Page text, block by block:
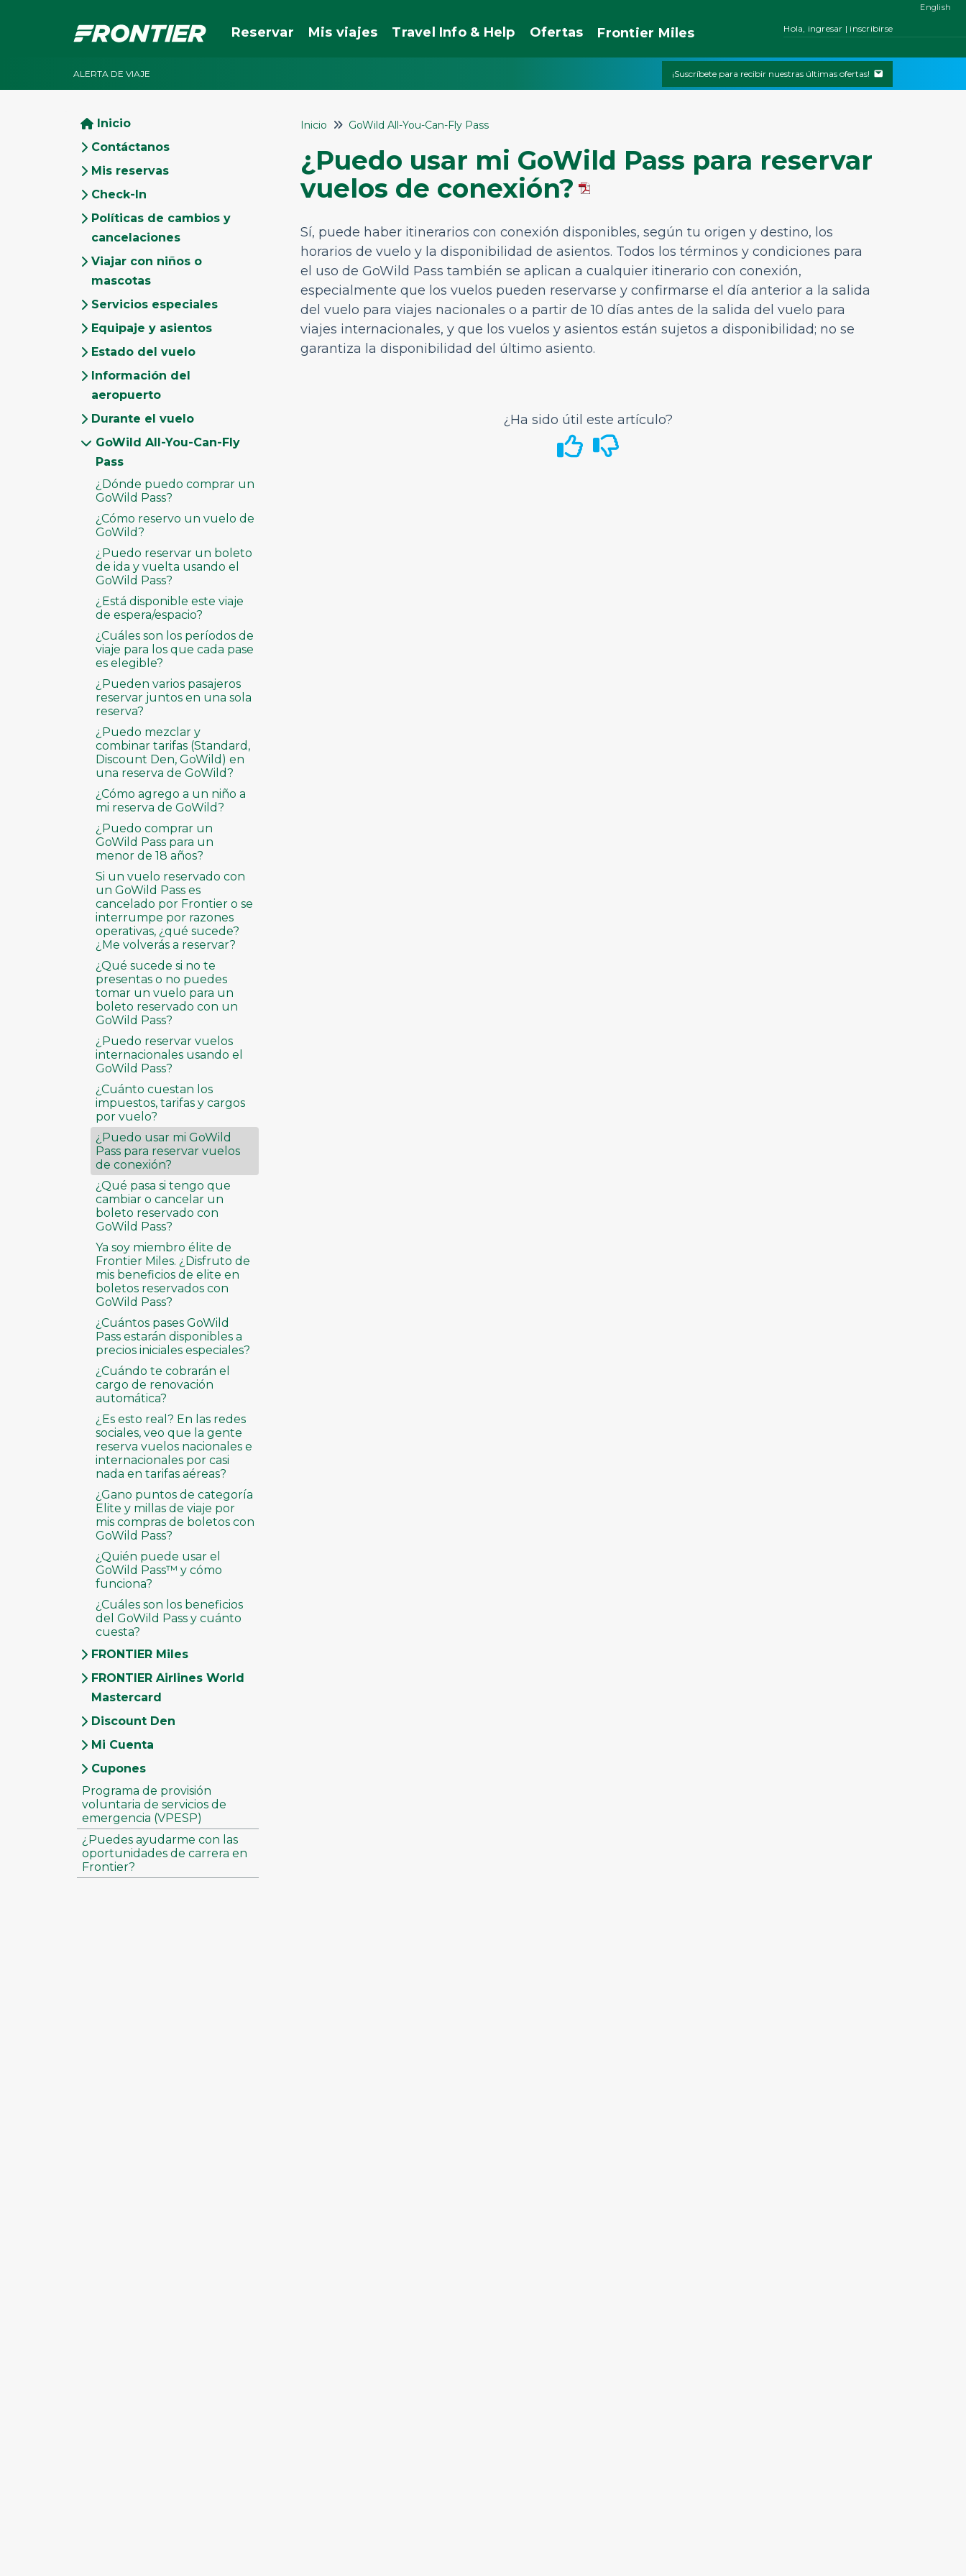
Reservar Mis viajes Travel Info & Help Ofertas Frontier Miles Hola, ingresar | inscribirse
ALERTA DE VIAJE ¡Suscríbete para recibir nuestras últimas ofertas!
Inicio
Contáctanos
Mis reservas
Check-In
Políticas de cambios y
cancelaciones
Viajar con niños o
mascotas
Servicios especiales
Equipaje y asientos
Estado del vuelo
Información del
aeropuerto
Durante el vuelo
GoWild All-You-Can-Fly
Pass
¿Dónde puedo comprar un
GoWild Pass?
¿Cómo reservo un vuelo de
GoWild?
¿Puedo reservar un boleto
de ida y vuelta usando el
GoWild Pass?
¿Está disponible este viaje
de espera/espacio?
¿Cuáles son los períodos de
viaje para los que cada pase
es elegible?
¿Pueden varios pasajeros
reservar juntos en una sola
reserva?
¿Puedo mezclar y
combinar tarifas (Standard,
Discount Den, GoWild) en
una reserva de GoWild?
¿Cómo agrego a un niño a
mi reserva de GoWild?
¿Puedo comprar un
GoWild Pass para un
menor de 18 años?
Si un vuelo reservado con
un GoWild Pass es
cancelado por Frontier o se
interrumpe por razones
operativas, ¿qué sucede?
¿Me volverás a reservar?
¿Qué sucede si no te
presentas o no puedes
tomar un vuelo para un
boleto reservado con un
GoWild Pass?
¿Puedo reservar vuelos
internacionales usando el
GoWild Pass?
¿Cuánto cuestan los
impuestos, tarifas y cargos
por vuelo?
¿Puedo usar mi GoWild
Pass para reservar vuelos
de conexión?
¿Qué pasa si tengo que
cambiar o cancelar un
boleto reservado con
GoWild Pass?
Ya soy miembro élite de
Frontier Miles. ¿Disfruto de
mis beneficios de elite en
boletos reservados con
GoWild Pass?
¿Cuántos pases GoWild
Pass estarán disponibles a
precios iniciales especiales?
¿Cuándo te cobrarán el
cargo de renovación
automática?
¿Es esto real? En las redes
sociales, veo que la gente
reserva vuelos nacionales e
internacionales por casi
nada en tarifas aéreas?
¿Gano puntos de categoría
Elite y millas de viaje por
mis compras de boletos con
GoWild Pass?
¿Quién puede usar el
GoWild Pass™ y cómo
funciona?
¿Cuáles son los beneficios
del GoWild Pass y cuánto
cuesta?
FRONTIER Miles
FRONTIER Airlines World
Mastercard
Discount Den
Mi Cuenta
Cupones
Programa de provisión
voluntaria de servicios de
emergencia (VPESP)
¿Puedes ayudarme con las
oportunidades de carrera en
Frontier?
Inicio GoWild All-You-Can-Fly Pass
¿Puedo usar mi GoWild Pass para reservar
vuelos de conexión?
Sí, puede haber itinerarios con conexión disponibles, según tu origen y destino, los
horarios de vuelo y la disponibilidad de asientos. Todos los términos y condiciones para
el uso de GoWild Pass también se aplican a cualquier itinerario con conexión,
especialmente que los vuelos pueden reservarse y confirmarse el día anterior a la salida
del vuelo para viajes nacionales o a partir de 10 días antes de la salida del vuelo para
viajes internacionales, y que los vuelos y asientos están sujetos a disponibilidad; no se
garantiza la disponibilidad del último asiento.
¿Ha sido útil este artículo?
English